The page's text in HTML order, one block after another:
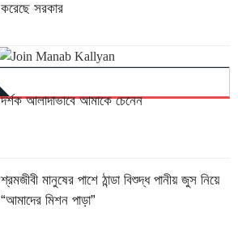
করেছে সরকার
দর্শক আলাদাভাবে আমাকে চেনেন
শ্রমজীবী মানুষের পাশে ঠান্ডা বিশুদ্ধ পানীয় জুস নিয়ে
“আমাদের মিশন পাড়া”